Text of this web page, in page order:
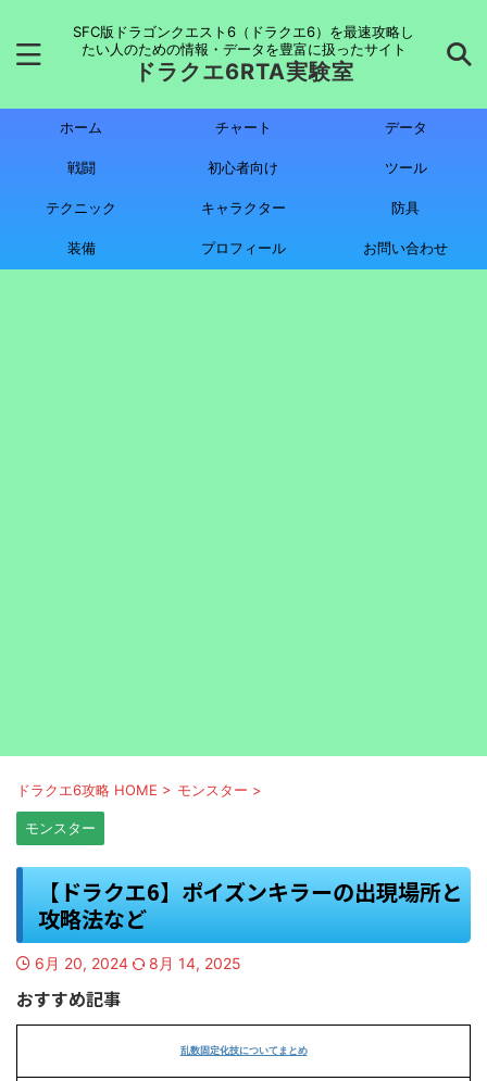
SFC版ドラゴンクエスト6（ドラクエ6）を最速攻略し
たい人のための情報・データを豊富に扱ったサイト
ドラクエ6RTA実験室
ホーム チャート データ
戦闘 初心者向け ツール
テクニック キャラクター 防具
装備 プロフィール お問い合わせ
ドラクエ6攻略 HOME > モンスター >
モンスター
【ドラクエ6】ポイズンキラーの出現場所と
攻略法など
6月 20, 2024 8月 14, 2025
おすすめ記事
乱数固定化技についてまとめ